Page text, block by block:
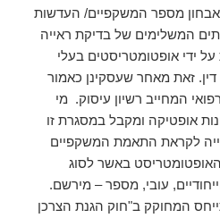
מספר המשקפיים/ העדשות
המשלימים של בדיקת ראייה
ידי אופטומטריסטים בעלי
זאת מאחר שעסקינן כאמור
המחייב רשיון עיסוק. מי
אופטיקה ומקבל במסגרת זו
לקראת התאמת המשקפיים
באשר לסוג
עובי, מספר – מירשם.
המחוקק ב"חוק הגנת הצרכן